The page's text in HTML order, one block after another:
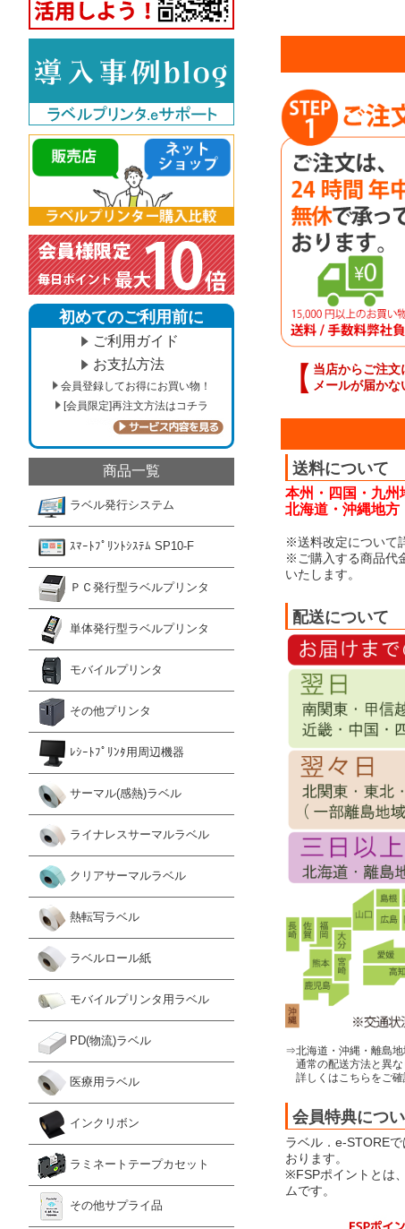
初めてのご利用前に
ご利用ガイド
お支払方法
会員登録してお得にお買い物！
[会員限定]再注文方法はコチラ
商品一覧
ラベル発行システム
ｽﾏｰﾄﾌﾟﾘﾝﾄｼｽﾃﾑ SP10-F
ＰＣ発行型ラベルプリンタ
単体発行型ラベルプリンタ
モバイルプリンタ
その他プリンタ
ﾚｼｰﾄﾌﾟﾘﾝﾀ用周辺機器
サーマル(感熱)ラベル
ライナレスサーマルラベル
クリアサーマルラベル
熱転写ラベル
ラベルロール紙
モバイルプリンタ用ラベル
PD(物流)ラベル
医療用ラベル
インクリボン
ラミネートテープカセット
その他サプライ品
【 当店からご注文
メールが届かな
送料について
本州・四国・九州
北海道・沖縄地方
※送料改定について
※ご購入する商品代
いたします。
配送について
⇒北海道・沖縄・離島
通常の配送方法と異な
詳しくはこちらをご確
会員特典につ
ラベル．e-STORE
おります。
※FSPポイントとは
ムです。